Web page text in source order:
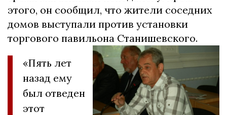
этого, он сообщил, что жители соседних
домов выступали против установки
торгового павильона Станишевского.
«Пять лет
назад ему
был отведен
этот